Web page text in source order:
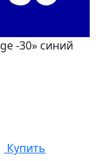
-30» синий
Купить